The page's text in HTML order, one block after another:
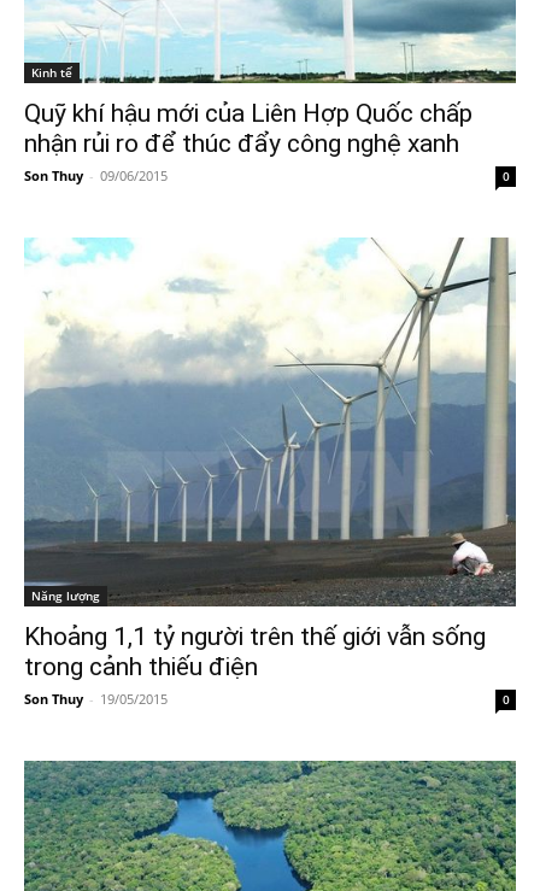
Kinh tế
Quỹ khí hậu mới của Liên Hợp Quốc chấp
nhận rủi ro để thúc đẩy công nghệ xanh
Son Thuy - 09/06/2015 0
Năng lượng
Khoảng 1,1 tỷ người trên thế giới vẫn sống
trong cảnh thiếu điện
Son Thuy - 19/05/2015 0